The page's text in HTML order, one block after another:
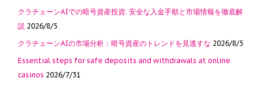
クラチェーンAIでの暗号資産投資: 安全な入金手順と市場情報を徹底解
説 2026/8/5
クラチェーンAIの市場分析：暗号資産のトレンドを見逃すな 2026/8/5
Essential steps for safe deposits and withdrawals at online
casinos 2026/7/31